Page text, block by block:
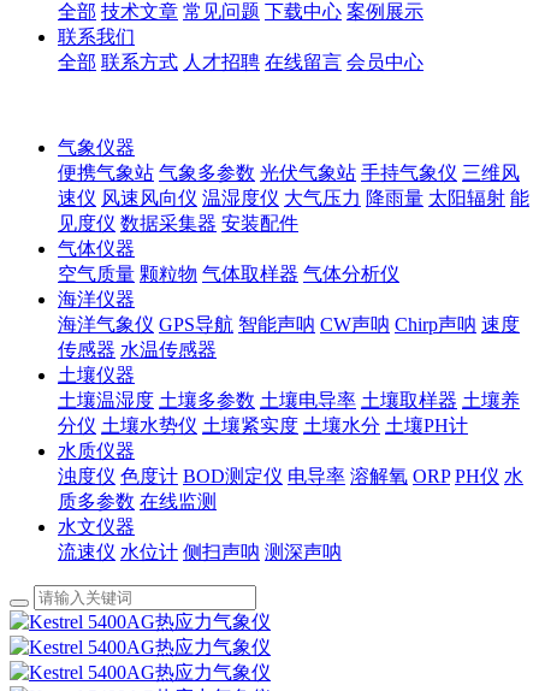
全部 技术文章 常见问题 下载中心 案例展示
联系我们
全部 联系方式 人才招聘 在线留言 会员中心
气象仪器
便携气象站 气象多参数 光伏气象站 手持气象仪 三维风
速仪 风速风向仪 温湿度仪 大气压力 降雨量 太阳辐射 能
见度仪 数据采集器 安装配件
气体仪器
空气质量 颗粒物 气体取样器 气体分析仪
海洋仪器
海洋气象仪 GPS导航 智能声呐 CW声呐 Chirp声呐 速度
传感器 水温传感器
土壤仪器
土壤温湿度 土壤多参数 土壤电导率 土壤取样器 土壤养
分仪 土壤水势仪 土壤紧实度 土壤水分 土壤PH计
水质仪器
浊度仪 色度计 BOD测定仪 电导率 溶解氧 ORP PH仪 水
质多参数 在线监测
水文仪器
流速仪 水位计 侧扫声呐 测深声呐